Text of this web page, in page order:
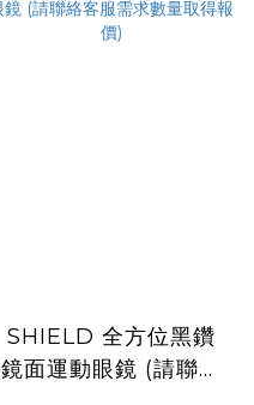
SHIELD 全方位黑鑽
鏡面運動眼鏡 (請聯絡